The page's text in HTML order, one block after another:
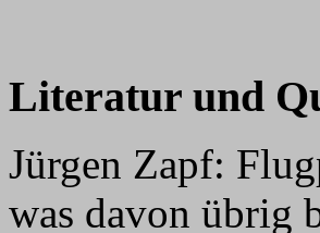
Literatur und
Jürgen Zapf:
was davon übrig